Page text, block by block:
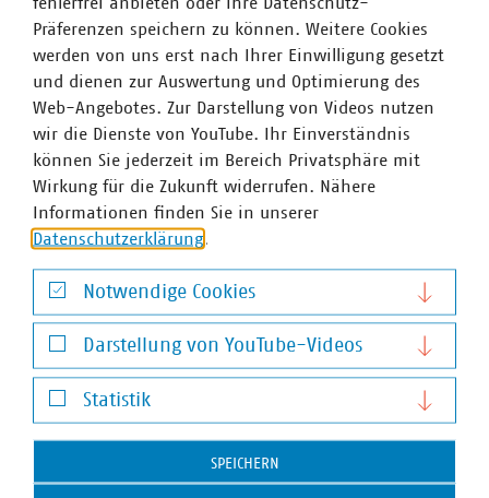
Wir halten Deutschland am Laufen – denn nichts
geschieht, wenn es nicht vor Ort passiert: Unser Beitrag
für heute und morgen: #Daseinsvorsorge. Unsere
Positionen:
www.vku.de
Ansprechpartner
Präferenzen speichern zu können. Weitere Cookies
werden von uns erst nach Ihrer Einwilligung gesetzt
und dienen zur Auswertung und Optimierung des
Web-Angebotes. Zur Darstellung von Videos nutzen
wir die Dienste von YouTube. Ihr Einverständnis
können Sie jederzeit im Bereich Privatsphäre mit
Wirkung für die Zukunft widerrufen. Nähere
Informationen finden Sie in unserer
Datenschutzerklärung
Notwendige Cookies
Notwendige Cookies
Darstellung von YouTube-Videos
Darstellung von YouTube-Videos
Statistik
Statistik
SPEICHERN